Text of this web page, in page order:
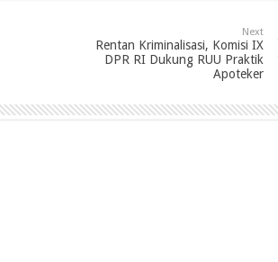
Next
Rentan Kriminalisasi, Komisi IX
DPR RI Dukung RUU Praktik
Apoteker